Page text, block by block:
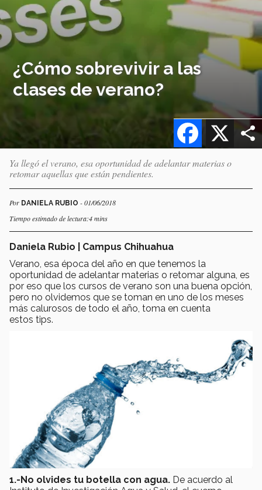
¿Cómo sobrevivir a las
clases de verano?
X
Facebook
Ya llegó el verano, esa oportunidad de adelantar materias o
retomar aquellas que están pendientes.
Por DANIELA RUBIO - 01/06/2018
Tiempo estimado de lectura:4 mins
Daniela Rubio | Campus Chihuahua
Verano, esa época del año en que tenemos la
oportunidad de adelantar materias o retomar alguna, es
por eso que los cursos de verano son una buena opción,
pero no olvidemos que se toman en uno de los meses
más calurosos de todo el año, toma en cuenta
estos tips.
1.-No olvides tu botella con agua. De acuerdo al